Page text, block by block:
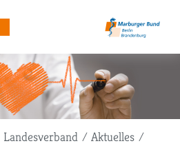
Landesverband Aktuelles